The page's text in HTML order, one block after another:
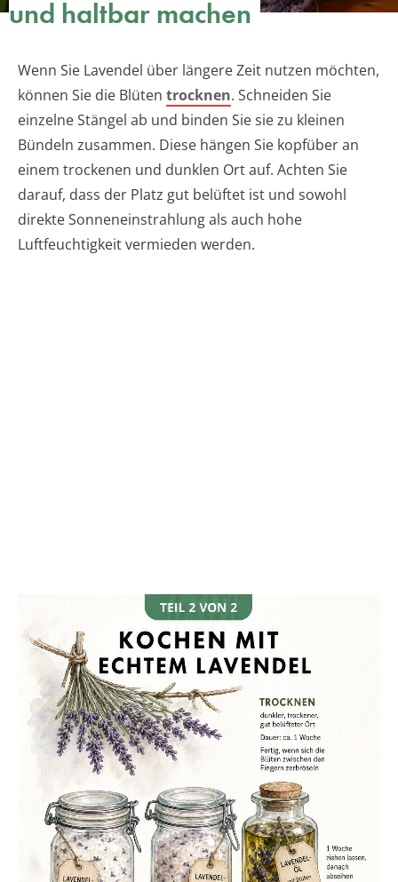
und haltbar machen
Wenn Sie Lavendel über längere Zeit nutzen möchten,
können Sie die Blüten trocknen. Schneiden Sie
einzelne Stängel ab und binden Sie sie zu kleinen
Bündeln zusammen. Diese hängen Sie kopfüber an
einem trockenen und dunklen Ort auf. Achten Sie
darauf, dass der Platz gut belüftet ist und sowohl
direkte Sonneneinstrahlung als auch hohe
Luftfeuchtigkeit vermieden werden.